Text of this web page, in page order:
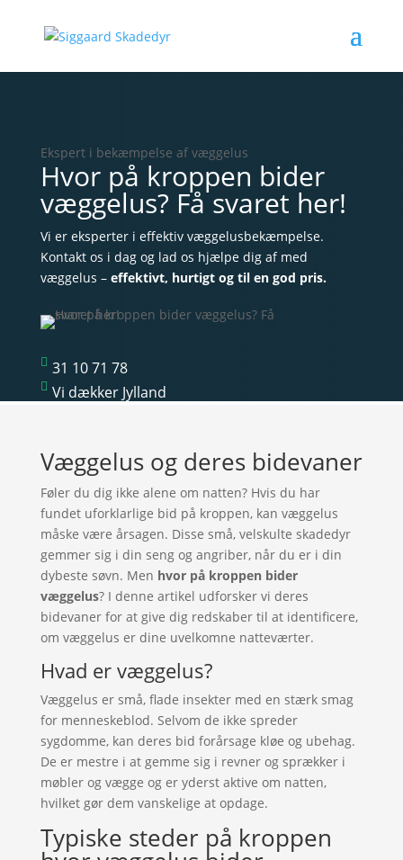
Ekspert i bekæmpelse af væggelus
Hvor på kroppen bider
væggelus? Få svaret her!
Vi er eksperter i effektiv væggelusbekæmpelse.
Kontakt os i dag og lad os hjælpe dig af med
væggelus – effektivt, hurtigt og til en god pris.
 31 10 71 78
 Vi dækker Jylland
Væggelus og deres bidevaner
Føler du dig ikke alene om natten? Hvis du har
fundet uforklarlige bid på kroppen, kan væggelus
måske være årsagen. Disse små, velskulte skadedyr
gemmer sig i din seng og angriber, når du er i din
dybeste søvn. Men hvor på kroppen bider
væggelus? I denne artikel udforsker vi deres
bidevaner for at give dig redskaber til at identificere,
om væggelus er dine uvelkomne natteværter.
Hvad er væggelus?
Væggelus er små, flade insekter med en stærk smag
for menneskeblod. Selvom de ikke spreder
sygdomme, kan deres bid forårsage kløe og ubehag.
De er mestre i at gemme sig i revner og sprækker i
møbler og vægge og er yderst aktive om natten,
hvilket gør dem vanskelige at opdage.
Typiske steder på kroppen